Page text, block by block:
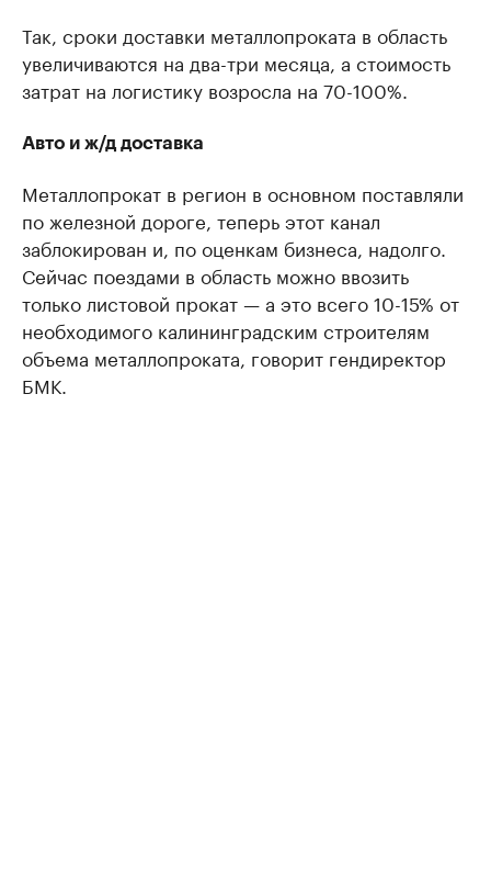
Так, сроки доставки металлопроката в область
увеличиваются на два-три месяца, а стоимость
затрат на логистику возросла на 70-100%.
Авто и ж/д доставка
Металлопрокат в регион в основном поставляли
по железной дороге, теперь этот канал
заблокирован и, по оценкам бизнеса, надолго.
Сейчас поездами в область можно ввозить
только листовой прокат — а это всего 10-15% от
необходимого калининградским строителям
объема металлопроката, говорит гендиректор
БМК.